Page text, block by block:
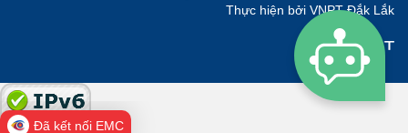
Thực hiện bởi VNPT Đắk Lắk
Đã kết nối EMC